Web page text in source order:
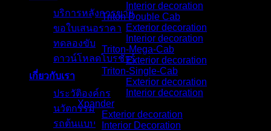
บริการหลังการขาย
ขอใบเสนอราคา
ทดลองขับ
ดาวน์โหลดโบรชัวร์
เกี่ยวกับเรา
ประวัติองค์กร
นวัตกรรม
รถต้นแบบ
Interior decoration
Triton Double Cab
Exterior decoration
Interior decoration
Triton-Mega-Cab
Exterior decoration
Triton-Single-Cab
Exterior decoration
Interior decoration
Xpander
Exterior decoration
Interior Decoration